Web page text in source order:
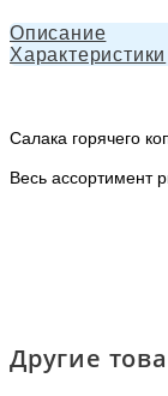
Описание
Характеристики
Салака горячего
Весь ассортимент
Другие